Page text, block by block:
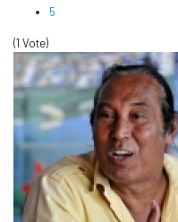
5
(1 Vote)